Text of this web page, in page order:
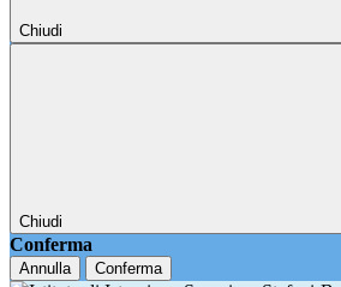
Chiudi
Chiudi
Conferma
Annulla Conferma